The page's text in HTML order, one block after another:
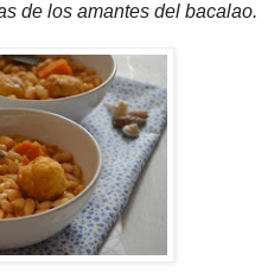
de los amantes del bacalao.